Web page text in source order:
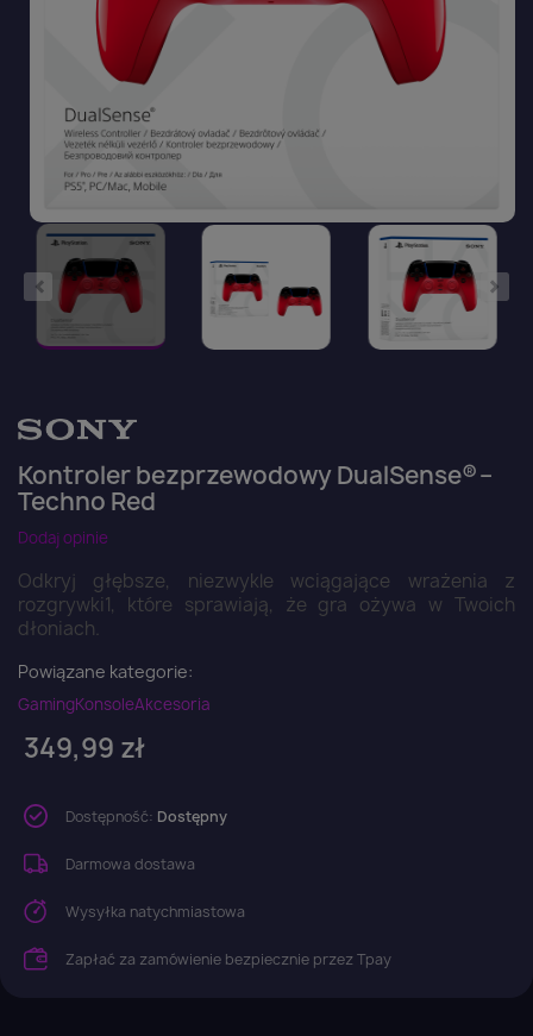
Kontroler bezprzewodowy DualSense® –
Techno Red
Dodaj opinie
Odkryj głębsze, niezwykle wciągające wrażenia z
rozgrywki1, które sprawiają, że gra ożywa w Twoich
dłoniach.
Powiązane kategorie:
GamingKonsoleAkcesoria
349,99 zł
Dostępność: Dostępny
Darmowa dostawa
Wysyłka natychmiastowa
Zapłać za zamówienie bezpiecznie przez Tpay